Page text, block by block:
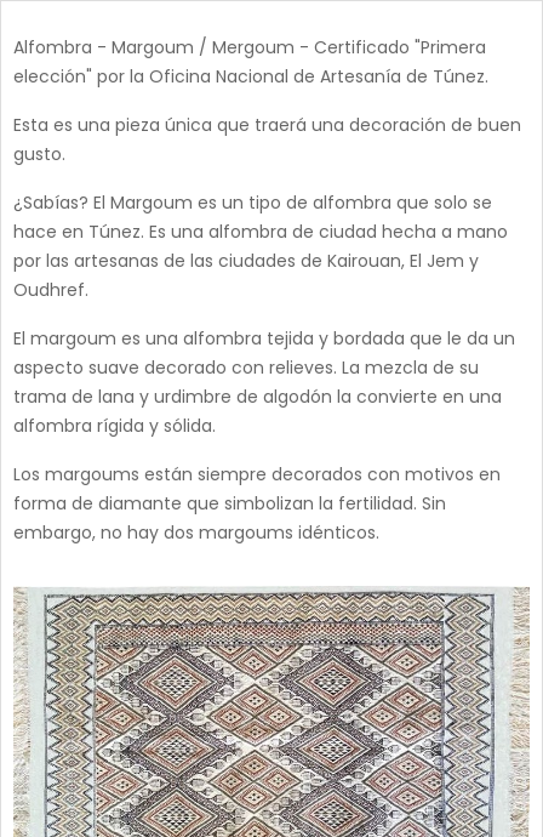
Alfombra - Margoum / Mergoum - Certificado "Primera
elección" por la Oficina Nacional de Artesanía de Túnez.
Esta es una pieza única que traerá una decoración de buen
gusto.
¿Sabías? El Margoum es un tipo de alfombra que solo se
hace en Túnez. Es una alfombra de ciudad hecha a mano
por las artesanas de las ciudades de Kairouan, El Jem y
Oudhref.
El margoum es una alfombra tejida y bordada que le da un
aspecto suave decorado con relieves. La mezcla de su
trama de lana y urdimbre de algodón la convierte en una
alfombra rígida y sólida.
Los margoums están siempre decorados con motivos en
forma de diamante que simbolizan la fertilidad. Sin
embargo, no hay dos margoums idénticos.